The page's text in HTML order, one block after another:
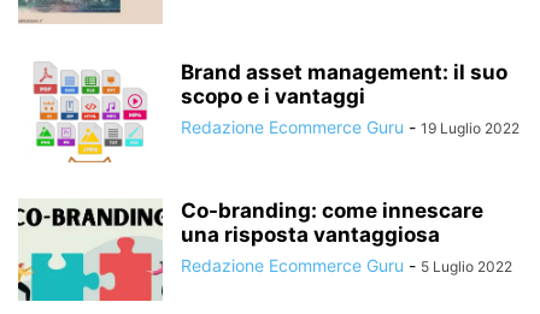
Brand asset management: il suo
scopo e i vantaggi
Redazione Ecommerce Guru - 19 Luglio 2022
Co-branding: come innescare
una risposta vantaggiosa
Redazione Ecommerce Guru - 5 Luglio 2022